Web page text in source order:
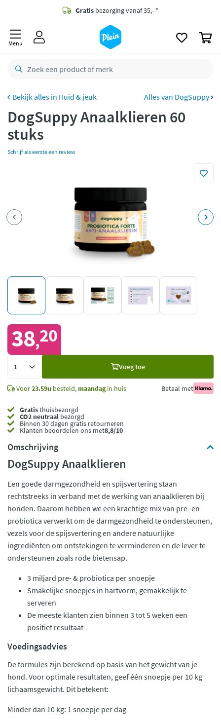
besteld,
Gratisretourneren
Betaal met Klarna
Menu
Huid & jeuk Alles van DogSuppy
DogSuppy Anaalklieren 60
stuks
Schrijf als eerste een review
38,20
Voeg toe
Voor23.59u besteld, maandagin huis Betaal met
Gratisthuisbezorgd
CO2 neutraal bezorgd
Binnen 30 dagen gratis retourneren
Klanten beoordelen ons met8,8/10
Omschrijving
DogSuppy Anaalklieren
Een goede darmgezondheid en spijsvertering staan
rechtstreeks in verband met de werking van anaalklieren bij
honden. Daarom hebben we een krachtige mix van pre- en
probiotica verwerkt om de darmgezondheid te ondersteunen,
vezels voor de spijsvertering en andere natuurlijke
ingrediënten om ontstekingen te verminderen en de lever te
ondersteunen zoals rode bietensap.
3 miljard pre- & probiotica per snoepje
Smakelijke snoepjes in hartvorm, gemakkelijk te
serveren
De meeste klanten zien binnen 3 tot 5 weken een
positief resultaat
Voedingsadvies
De formules zijn berekend op basis van het gewicht van je
hond. Voor optimale resultaten, geef één snoepje per 10 kg
lichaamsgewicht. Dit betekent:
Minder dan 10 kg: 1 snoepje per dag